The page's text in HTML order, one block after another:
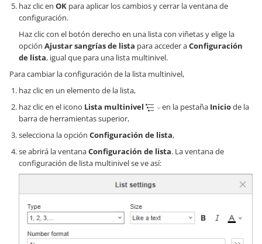
haz clic en OK para aplicar los cambios y cerrar la ventana de
configuración.
Haz clic con el botón derecho en una lista con viñetas y elige la
opción Ajustar sangrías de lista para acceder aConfiguración
de lista, igual que para una lista multinivel.
Para cambiar la configuración de la lista multinivel,
haz clic en un elemento de la lista,
haz clic en el icono Lista multinivel en la pestaña Iniciode la
barra de herramientas superior,
selecciona la opción Configuración de lista,
se abrirá la ventanaConfiguración de lista. La ventana de
configuración de lista multinivel se ve así: